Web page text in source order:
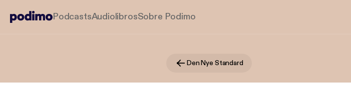
PodcastsAudiolibrosSobre Podimo
Den Nye Standard